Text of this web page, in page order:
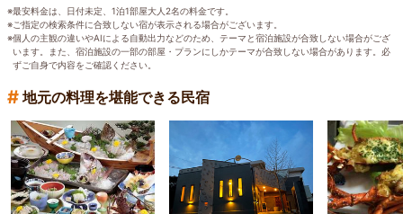
※最安料金は、日付未定、1泊1部屋大人2名の料金です。
※ご指定の検索条件に合致しない宿が表示される場合がございます。
※個人の主観の違いやAIによる自動出力などのため、テーマと宿泊施設が合致しない場合がござ
います。また、宿泊施設の一部の部屋・プランにしかテーマが合致しない場合があります。必
ずご自身で内容をご確認ください。
# 地元の料理を堪能できる民宿